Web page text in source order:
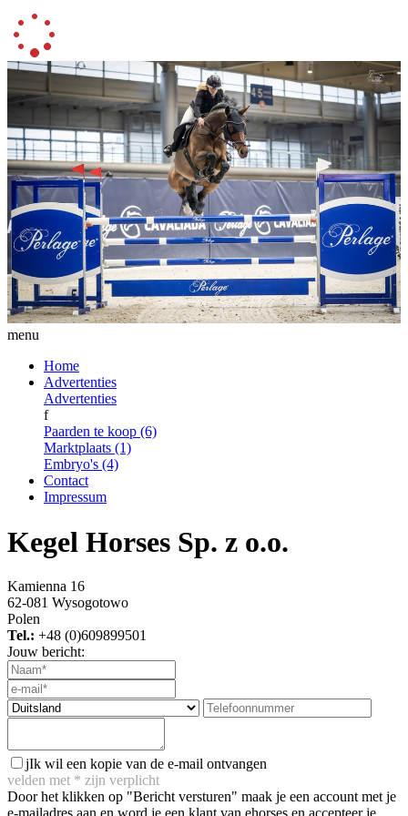
menu
Home
Advertenties
Advertenties
f
Paarden te koop (6)
Marktplaats (1)
Embryo's (4)
Contact
Impressum
Kegel Horses Sp. z o.o.
Kamienna 16
62-081 Wysogotowo
Polen
Tel.: +48 (0)609899501
Jouw bericht:
jIk wil een kopie van de e-mail ontvangen
velden met * zijn verplicht
Door het klikken op "Bericht versturen" maak je een account met je
e-mailadres aan en word je een klant van ehorses en accepteer je